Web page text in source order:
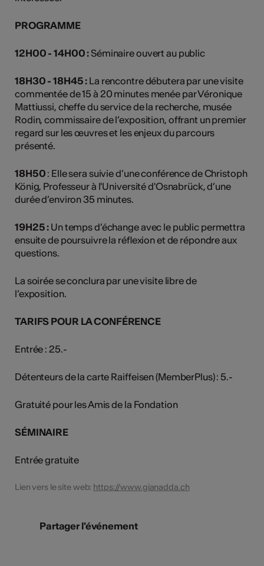
PROGRAMME
12H00 - 14H00 : Séminaire ouvert au public
18H30 - 18H45 : La rencontre débutera par une visite
commentée de 15 à 20 minutes menée par Véronique
Mattiussi, cheffe du service de la recherche, musée
Rodin, commissaire de l’exposition, offrant un premier
regard sur les œuvres et les enjeux du parcours
présenté.
18H50 : Elle sera suivie d’une conférence de Christoph
König, Professeur à l'Université d'Osnabrück, d’une
durée d’environ 35 minutes.
19H25 : Un temps d’échange avec le public permettra
ensuite de poursuivre la réflexion et de répondre aux
questions.
La soirée se conclura par une visite libre de
l’exposition.
TARIFS POUR LA CONFÉRENCE
Entrée : 25.-
Détenteurs de la carte Raiffeisen (MemberPlus) : 5.-
Gratuité pour les Amis de la Fondation
SÉMINAIRE
Entrée gratuite
Lien vers le site web: https://www.gianadda.ch
Partager l'événement